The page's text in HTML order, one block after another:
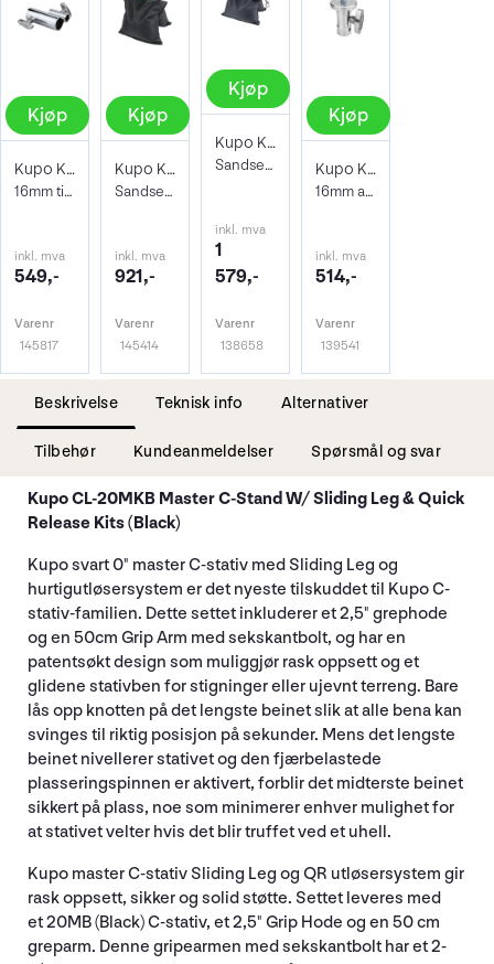
Kjøp
Kupo KS-201 Junior Baby Adapter
16mm til 28mm HUN - HUN overgang
inkl. mva
549,-
Varenr
145817
Kjøp
Kupo KSF-15 Shot Bag 6,9kg
Sandsekk med vekt. 2mm stålkuler
inkl. mva
921,-
Varenr
145414
Kjøp
Kupo KSF-25 Shot Bag, 11,5 kg
Sandsekk med vekt. 2mm stålkuler
inkl. mva
1
579,-
Varenr
138658
Kjøp
Kupo KS-097 Baby Ball Head Adapter
16mm adapter for stativhode på lysstativ
inkl. mva
514,-
Varenr
139541
Beskrivelse Teknisk info Alternativer
Tilbehør Kundeanmeldelser Spørsmål og svar
Kupo CL-20MKB Master C-Stand W/ Sliding Leg & Quick
Release Kits (Black)
Kupo svart 0" master C-stativ med Sliding Leg og
hurtigutløsersystem er det nyeste tilskuddet til Kupo C-
stativ-familien. Dette settet inkluderer et 2,5" grephode
og en 50cm Grip Arm med sekskantbolt, og har en
patentsøkt design som muliggjør rask oppsett og et
glidene stativben for stigninger eller ujevnt terreng. Bare
lås opp knotten på det lengste beinet slik at alle bena kan
svinges til riktig posisjon på sekunder. Mens det lengste
beinet nivellerer stativet og den fjærbelastede
plasseringspinnen er aktivert, forblir det midterste beinet
sikkert på plass, noe som minimerer enhver mulighet for
at stativet velter hvis det blir truffet ved et uhell.
Kupo master C-stativ Sliding Leg og QR utløsersystem gir
rask oppsett, sikker og solid støtte. Settet leveres med
et 20MB (Black) C-stativ, et 2,5" Grip Hode og en 50 cm
greparm. Denne gripearmen med sekskantbolt har et 2-